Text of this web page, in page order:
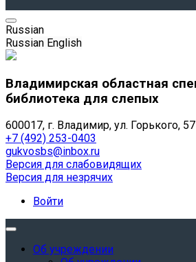
Russian
Russian English
Владимирская областная
библиотека для слепых
600017, г. Владимир, ул. Горького, 57
+7 (492) 253-0403
gukvosbs@inbox.ru
Версия для слабовидящих
Версия для незрячих
Войти
Об учреждении